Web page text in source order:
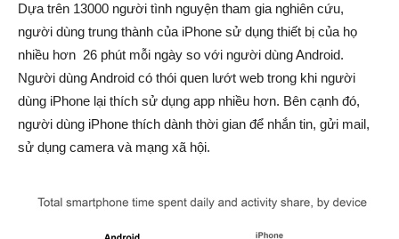
Dựa trên 13000 người tình nguyện tham gia nghiên cứu,
người dùng trung thành của iPhone sử dụng thiết bị của họ
nhiều hơn 26 phút mỗi ngày so với người dùng Android.
Người dùng Android có thói quen lướt web trong khi người
dùng iPhone lại thích sử dụng app nhiều hơn. Bên cạnh đó,
người dùng iPhone thích dành thời gian để nhắn tin, gửi mail,
sử dụng camera và mạng xã hội.